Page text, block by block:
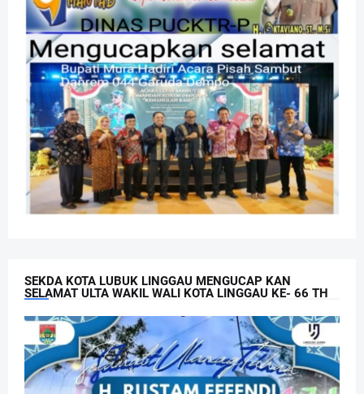
SEKDA KOTA LUBUK LINGGAU MENGUCAP KAN
SELAMAT ULTA WAKIL WALI KOTA LINGGAU KE- 66 TH